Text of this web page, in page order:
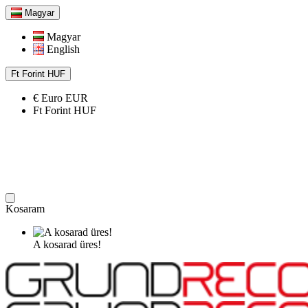
Magyar
Magyar
English
Ft Forint HUF
€ Euro EUR
Ft Forint HUF
Kosaram
A kosarad üres!